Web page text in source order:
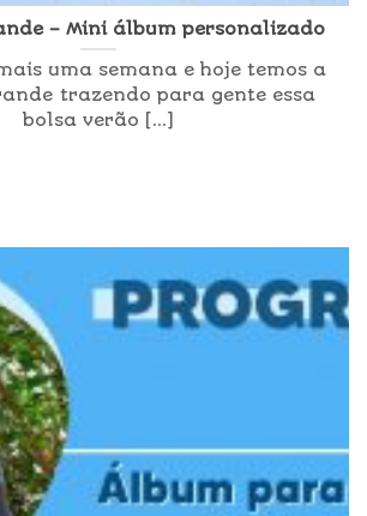
– Mini álbum personalizado
uma semana e hoje temos a
trazendo para gente essa
bolsa verão [...]